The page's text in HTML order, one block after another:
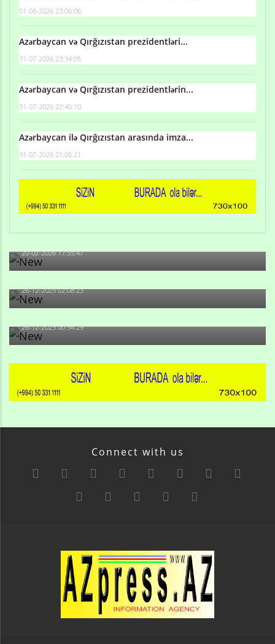
01-08-2026 23:06:06
Azərbaycan və Qırğızıstan prezidentləri...
31-07-2026 23:34:05
Azərbaycan və Qırğızıstan prezidentlərin...
31-07-2026 22:40:10
Azərbaycan ilə Qırğızıstan arasında imza...
31-07-2026 21:05:21
Qulu Məhərrəmli: Sosial şəbəkələrdə söyüş niyə artıb?
20-02-2026 17:55:47
Məni bura NAZİR GÖNDƏRİB - 1937-ci ildən fəaliyyətdə
olan və...
26-12-2025 02:08:23
-Ay qız, sən məhkəməni udmayacaqsan... Sən bilirsən
də, məni...
26-12-2025 00:54:29
Connect with us